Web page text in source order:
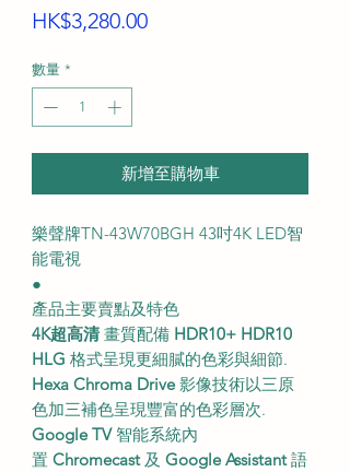
HK$3,280.00價
數量 *
新增至購物車
樂聲牌TN-43W70BGH 43吋4K LED智
能電視
●
產品主要賣點及特色
4K超高清 畫質配備 HDR10+ HDR10
HLG 格式呈現更細膩的色彩與細節.
Hexa Chroma Drive影像技術以三原
色加三補色呈現豐富的色彩層次.
Google TV智能系統內
置 Chromecast及 Google Assistant語